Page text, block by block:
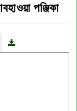
পঞ্জিকা